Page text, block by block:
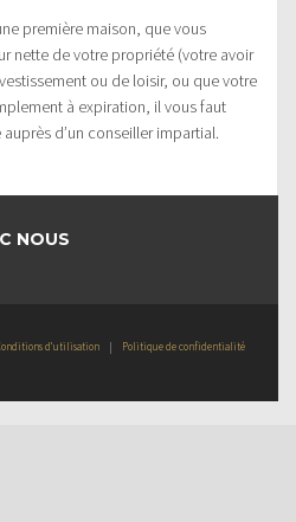
première maison, que vous
nette de votre propriété (votre avoir
ou de loisir, ou que votre
à expiration, il vous faut
d’un conseiller impartial.
NOUS
d’utilisation | Politique de confidentialité